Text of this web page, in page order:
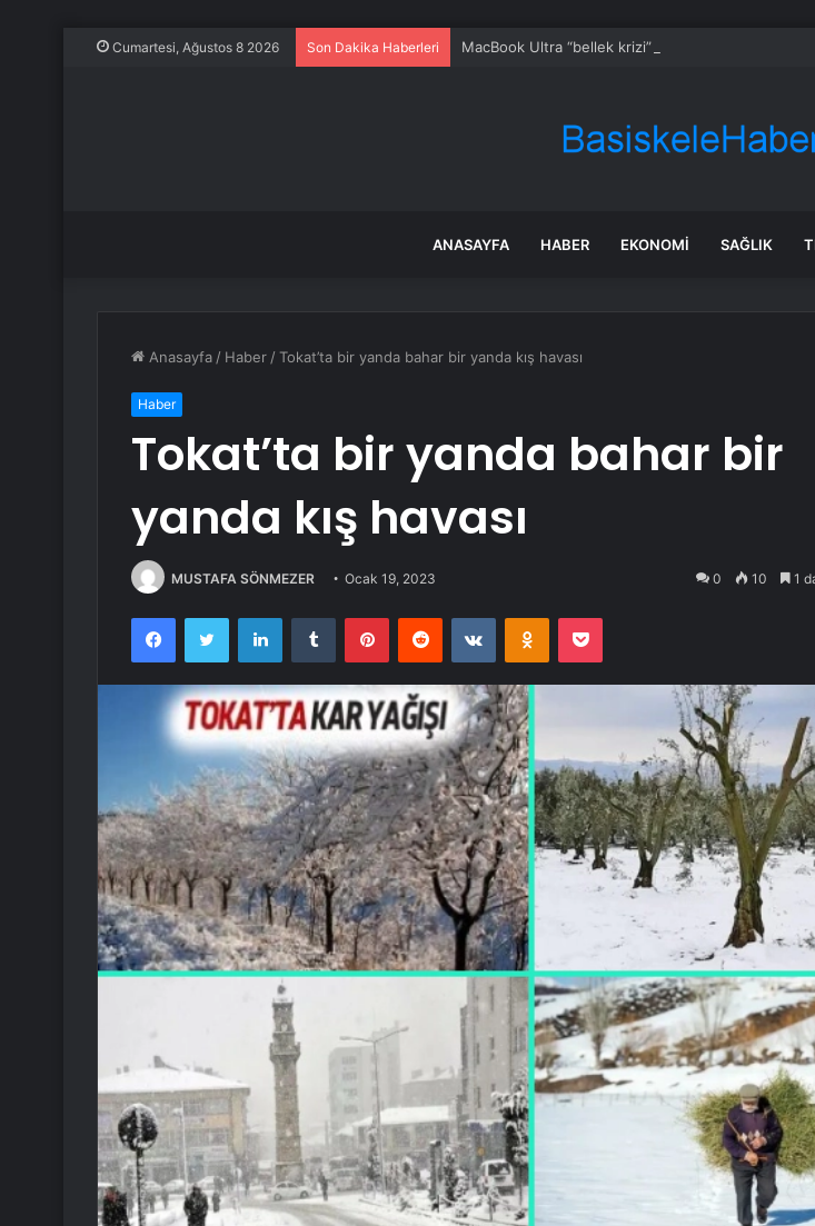
Cumartesi, Ağustos 8 2026 Son Dakika Haberleri MacBook Ultra “bellek krizi” nedeniyle bu yıl
ANASAYFA HABER EKONOMI SAĞLIK
Anasayfa / Haber /Tokat’ta bir yanda bahar bir yanda kış havası
Haber
Tokat’ta bir yanda bahar bir
yanda kış havası
MUSTAFA SÖNMEZER Ocak 19, 2023 0 10 1
FacebookTwitter LinkedInTumblr PinterestReddit VKontakteOdnoklassniki
Pocket